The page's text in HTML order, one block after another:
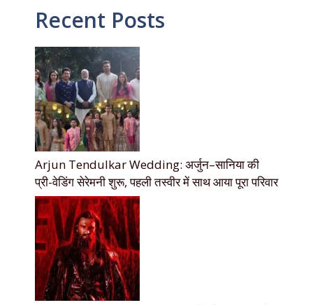
Recent Posts
Arjun Tendulkar Wedding: अर्जुन–सानिया की
प्री-वेडिंग सेरेमनी शुरू, पहली तस्वीर में साथ आया पूरा परिवार